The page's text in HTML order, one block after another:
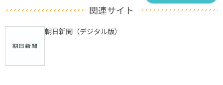
関連サイト
朝日新聞（デジタル版）